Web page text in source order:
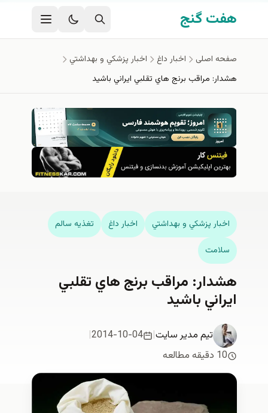
رفتن به محتوای اصلی
هفت گنج
صفحه اصلی اخبار داغ
اخبار پزشكي و بهداشتي
هشدار: مراقب برنج هاي تقلبي ايراني باشيد
اخبار پزشكي و بهداشتي اخبار داغ
تغذيه سالم
سلامت
هشدار: مراقب برنج هاي تقلبي
ايراني باشيد
تیم مدیر سایت|
2014-10-04
|
10 دقیقه مطالعه